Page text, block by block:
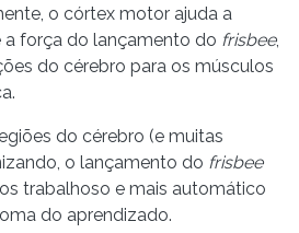
o córtex motor ajuda a
a força do lançamento do frisbee,
do cérebro para os músculos
do cérebro (e muitas
o lançamento do frisbee
trabalhoso e mais automático
do aprendizado.